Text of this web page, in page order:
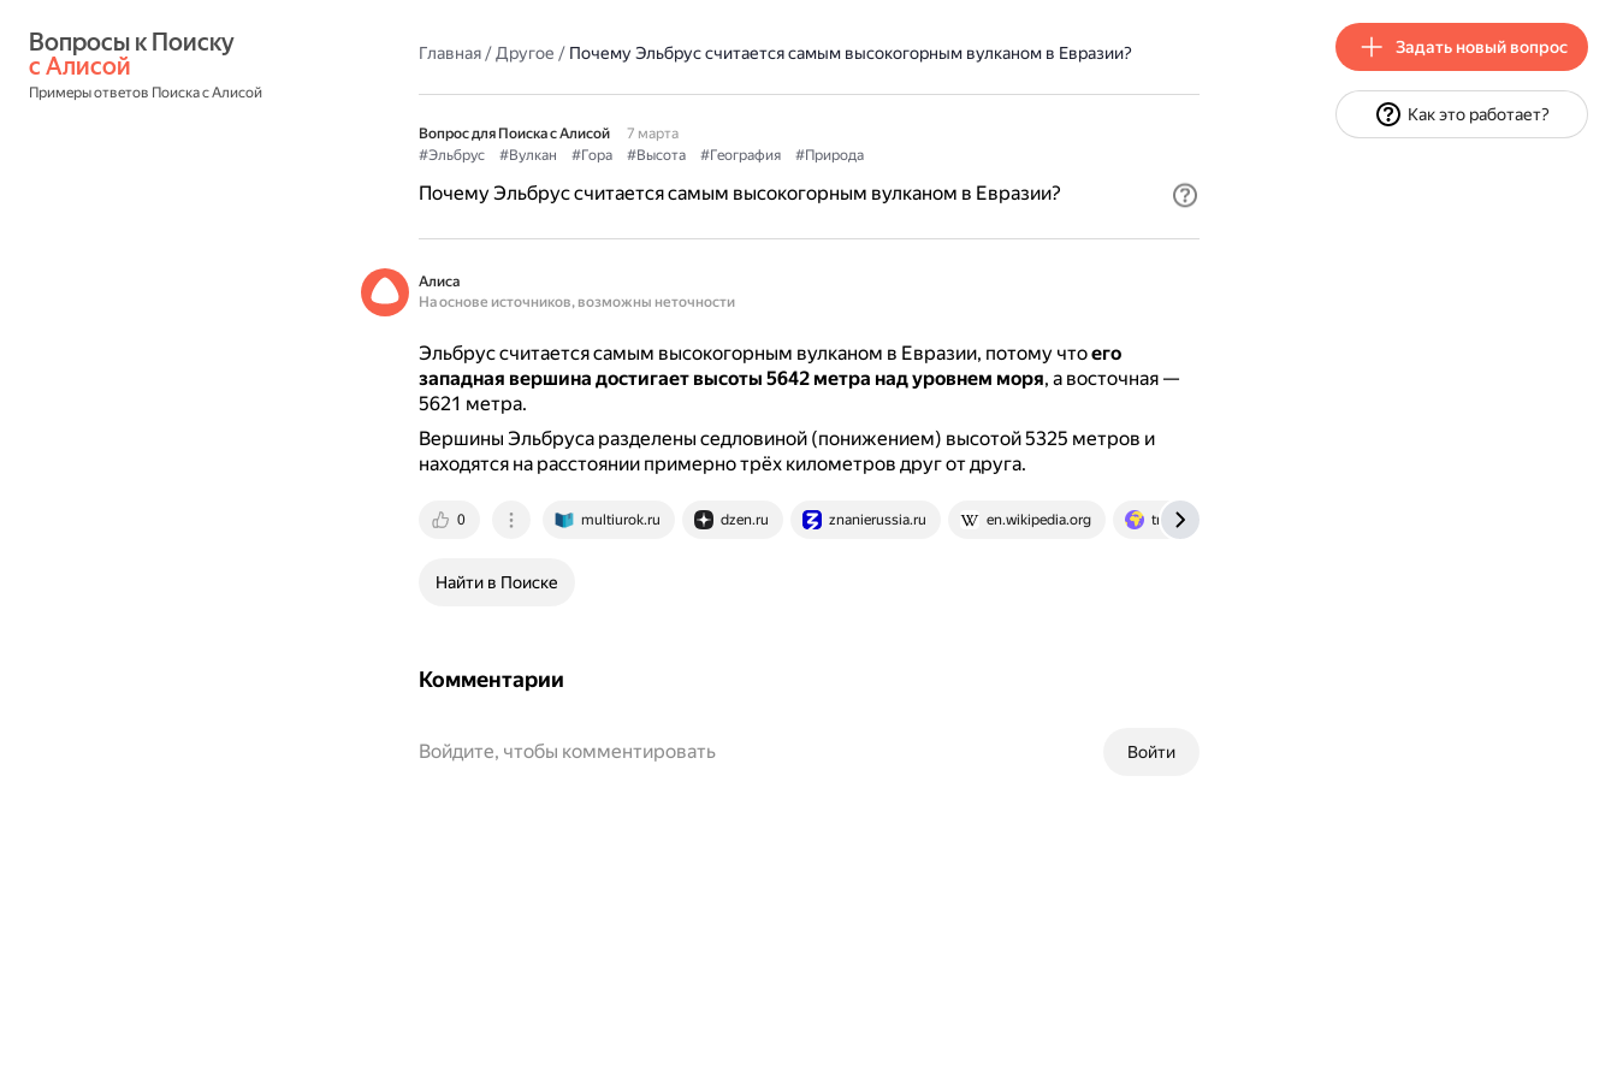
с Алисой
Примеры ответов Поиска с Алисой
Главная/Другое / Почему Эльбрус считается самым высокогорным вулканом в Евразии?
Вопрос для Поиска с Алисой
7 марта
#Эльбрус
#Вулкан #Гора #Высота #География #Природа
Почему Эльбрус считается самым высокогорным вулканом в Евразии?
Алиса
На основе источников, возможны неточности
Эльбрус считается самым высокогорным вулканом в Евразии, потому чтоего
западная вершина достигает высоты 5642 метра над уровнем моря, а восточная —
5621 метра.
Вершины Эльбруса разделены седловиной (понижением) высотой 5325 метров и
находятся на расстоянии примерно трёх километров друг от друга.
0 multiurok.ru dzen.ru znanierussia.ru en.wikipedia.org travel.yandex.ru
Найти в Поиске
Комментарии
Войти
Войдите, чтобы комментировать
Задать новый вопрос
Как это работает?